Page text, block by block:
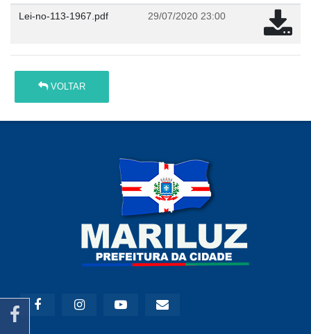
Lei-no-113-1967.pdf 29/07/2020 23:00
VOLTAR